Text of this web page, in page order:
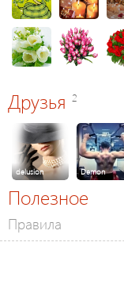
Друзья 2
delusion Demon
Полезное
Правила